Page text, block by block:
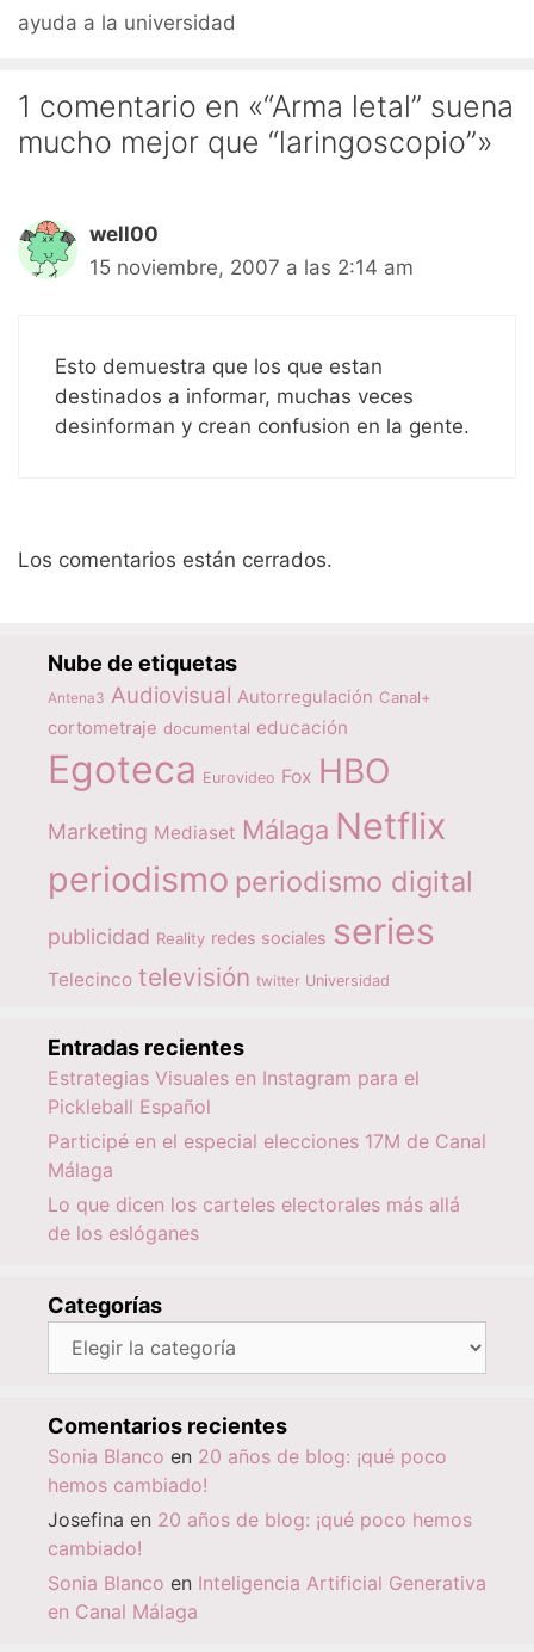
ayuda a la universidad
1 comentario en «“Arma letal” suena
mucho mejor que “laringoscopio”»
well00
15 noviembre, 2007 a las 2:14 am
Esto demuestra que los que estan
destinados a informar, muchas veces
desinforman y crean confusion en la gente.
Los comentarios están cerrados.
Nube de etiquetas
Antena3 Audiovisual Autorregulación Canal+
cortometraje documental educación
Egoteca Eurovideo Fox HBO
Marketing Mediaset Málaga Netflix
periodismo periodismo digital
publicidad Reality redes sociales series
Telecinco televisión twitter Universidad
Entradas recientes
Estrategias Visuales en Instagram para el
Pickleball Español
Participé en el especial elecciones 17M de Canal
Málaga
Lo que dicen los carteles electorales más allá
de los eslóganes
Categorías
Categorías
Comentarios recientes
Sonia Blanco en 20 años de blog: ¡qué poco
hemos cambiado!
Josefina en 20 años de blog: ¡qué poco hemos
cambiado!
Sonia Blanco en Inteligencia Artificial Generativa
en Canal Málaga